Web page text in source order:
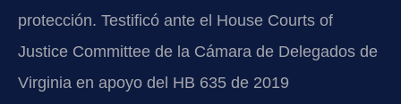
protección. Testificó ante el House Courts of
Justice Committee de la Cámara de Delegados de
Virginia en apoyo del HB 635 de 2019